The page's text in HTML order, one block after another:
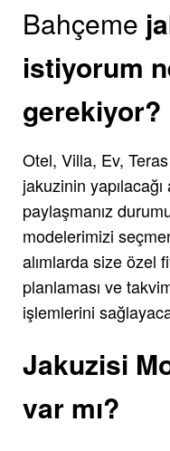
Bahçeme
istiyorum
gerekiyor?
Otel, Villa, Ev,
jakuzinin
paylaşmanız
modelerimizi
alımlarda size özel
planlaması ve
işlemlerini
Jakuzisi
var mı?